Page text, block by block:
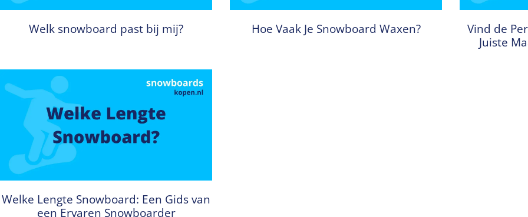
Welk snowboard past bij mij? Hoe Vaak Je Snowboard Waxen?
Vind de
Juiste
Welke Lengte Snowboard: Een Gids van
een Ervaren Snowboarder